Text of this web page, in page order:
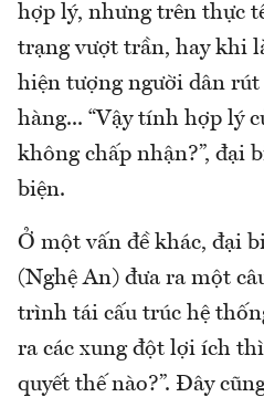
hợp lý, nhưng trên thực
trạng vượt trần, hay khi
hiện tượng người dân
hàng... “Vậy tính hợp lý
không chấp nhận?”, đại
biện.
Ở một vấn đề khác, đại
(Nghệ An) đưa ra một
trình tái cấu trúc hệ
ra các xung đột lợi ích
quyết thế nào?”. Đây